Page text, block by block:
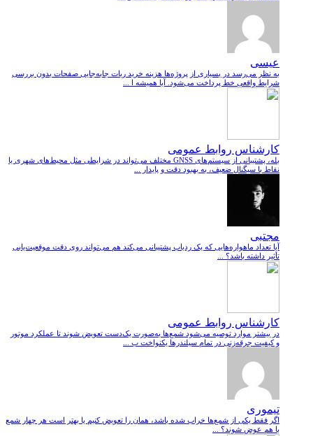
عیسی
به نظر می‌رسد در بسیاری از پروژه‌ها هزینه خرید ربات جابه‌جایی صفحات بدون بررسی
شرایط واقعی خط پرداخت می‌شود. آیا همیشه ا ...
کارشناس روابط عمومی
بله، پشتیبانی از سیستم‌های GNSS مختلف می‌تواند در شرایطی مثل محیط‌های شهری یا
نقاط با سیگنال ضعیف، به بهبود دقت و پایدار ...
مجتبی
آیا تعداد ماهواره‌هایی که یک ردیاب پشتیبانی می‌کند هم می‌تواند روی دقت موقعیت‌یابی
تأثیر داشته باشد؟ ...
کارشناس روابط عمومی
در بیشتر موارد توصیه می‌شود شمع‌ها به‌صورت یک‌دست تعویض شوند تا عملکرد موتور
و کیفیت جرقه‌زنی در تمام سیلندرها یکنواخت ب ...
تیموری
اگر فقط یکی از شمع‌ها خراب شده باشد، همان را تعویض کنیم یا بهتر است هر چهار شمع
با هم عوض شوند؟ ...